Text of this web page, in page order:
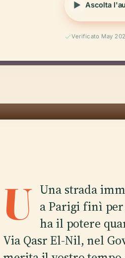
Ascolta
Verificato May
U Una strada
a Parigi finì
ha il potere
Via Qasr El-Nil, nel